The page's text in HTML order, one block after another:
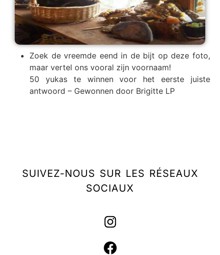
Zoek de vreemde eend in de bijt op deze foto,
maar vertel ons vooral zijn voornaam!
50 yukas te winnen voor het eerste juiste
antwoord – Gewonnen door Brigitte LP
SUIVEZ-NOUS SUR LES RÉSEAUX
SOCIAUX